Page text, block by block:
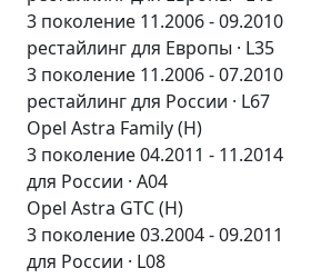
3 поколение 11.2006 - 09.2010
рестайлинг для Европы · L35
3 поколение 11.2006 - 07.2010
рестайлинг для России · L67
Opel Astra Family (H)
3 поколение 04.2011 - 11.2014
для России · A04
Opel Astra GTC (H)
3 поколение 03.2004 - 09.2011
для России · L08